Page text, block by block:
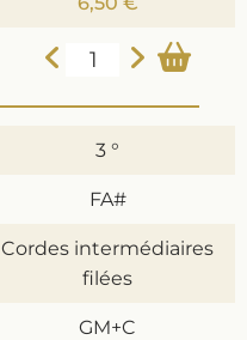
3 °
FA#
Cordes intermédiaires
filées
GM+C